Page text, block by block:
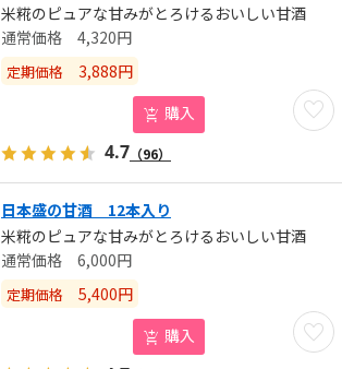
米糀のピュアな甘みがとろけるおいしい甘酒
お気
4,320円
定期価格 3,888円
購入
4.7 （96）
日本盛の甘酒 12本入り
米糀のピュアな甘みがとろけるおいしい甘酒
お気
6,000円
定期価格 5,400円
購入